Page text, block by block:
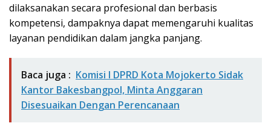
dilaksanakan secara profesional dan berbasis
kompetensi, dampaknya dapat memengaruhi kualitas
layanan pendidikan dalam jangka panjang.
Baca juga : Komisi I DPRD Kota Mojokerto Sidak
Kantor Bakesbangpol, Minta Anggaran
Disesuaikan Dengan Perencanaan